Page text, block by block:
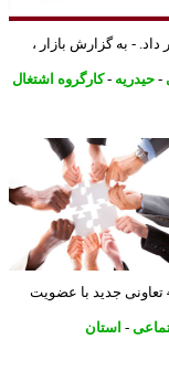
گزارش بازار ،
- کارگروه اشتغال
وهب مختاران اظهار کرد: سال گذشته 43 تعاونی جدید با عضویت
-استان